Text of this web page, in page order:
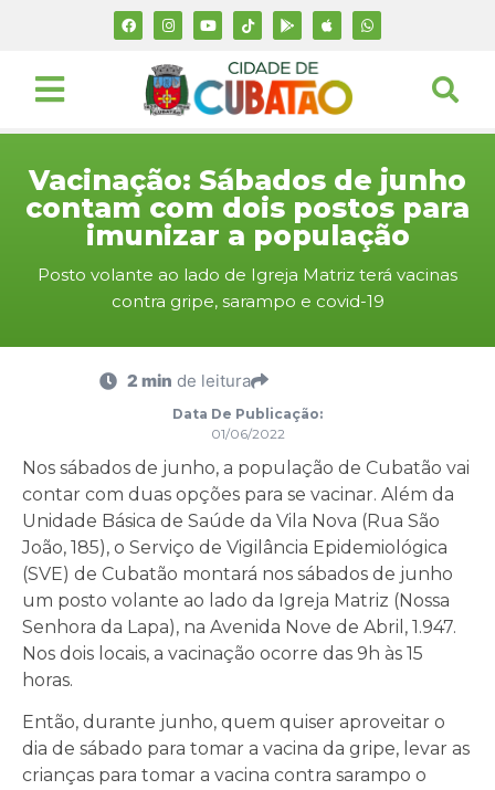
Vacinação: Sábados de junho
contam com dois postos para
imunizar a população
Posto volante ao lado de Igreja Matriz terá vacinas
contra gripe, sarampo e covid-19
2 min de leitura
Data De Publicação:
01/06/2022
Nos sábados de junho, a população de Cubatão vai
contar com duas opções para se vacinar. Além da
Unidade Básica de Saúde da Vila Nova (Rua São
João, 185), o Serviço de Vigilância Epidemiológica
(SVE) de Cubatão montará nos sábados de junho
um posto volante ao lado da Igreja Matriz (Nossa
Senhora da Lapa), na Avenida Nove de Abril, 1.947.
Nos dois locais, a vacinação ocorre das 9h às 15
horas.
Então, durante junho, quem quiser aproveitar o
dia de sábado para tomar a vacina da gripe, levar as
crianças para tomar a vacina contra sarampo o